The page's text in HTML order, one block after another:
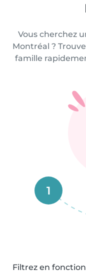
Vous cherchez
Montréal ?
famille
1
Filtrez en